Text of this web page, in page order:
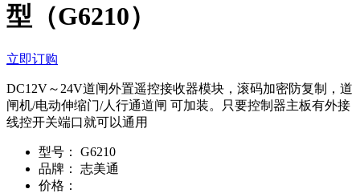
型（G6210）
立即订购
DC12V～24V道闸外置遥控接收器模块，滚码加密防复制，道
闸机/电动伸缩门/人行通道闸 可加装。只要控制器主板有外接
线控开关端口就可以通用
型号：
G6210
品牌：
志美通
价格：